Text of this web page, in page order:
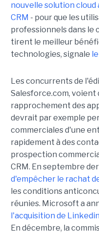
nouvelle solution
CRM - pour que les
professionnels dans le
tirent le meilleur
technologies, signale
Les concurrents de
Salesforce.com, voient
rapprochement des
devrait par exemple
commerciales d'une
rapidement à des
prospection
CRM. En septembre
d'empêcher le rachat
les conditions
réunies. Microsoft a
l'acquisition de Linkedin
En décembre, la